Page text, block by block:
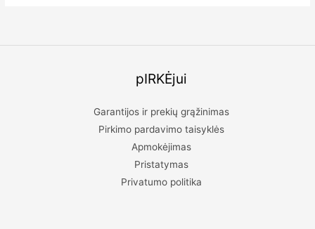
pIRKĖjui
Garantijos ir prekių grąžinimas
Pirkimo pardavimo taisyklės
Apmokėjimas
Pristatymas
Privatumo politika